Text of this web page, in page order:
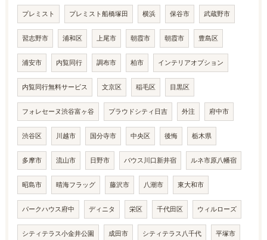
プレミスト プレミスト船橋塚田 横浜 保谷市 武蔵野市
習志野市 浦和区 上尾市 朝霞市 朝霞市 豊島区
浦安市 内覧同行 調布市 柏市 インテリアオプション
内覧同行無料サービス 文京区 稲毛区 目黒区
フォレセーヌ渋谷富ヶ谷 プラウドシティ日吉 外注 府中市
渋谷区 川越市 国分寺市 中央区 後悔 栃木県
多摩市 流山市 日野市 バウス川口新井宿 ルネ市原八幡宿
昭島市 晴海フラッグ 藤沢市 八潮市 東大和市
パークハウス府中 ディニタ 栄区 千代田区 ウィルローズ
シティテラス小金井公園 成田市 シティテラス八千代 平塚市